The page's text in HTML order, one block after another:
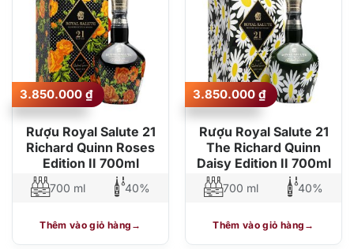
Rượu Royal Salute 21
Richard Quinn Roses
Edition II 700ml
3.850.000 ₫
700 ml 40%
Thêm vào giỏ hàng
Rượu Royal Salute 21
The Richard Quinn
Daisy Edition II 700ml
3.850.000 ₫
700 ml 40%
Thêm vào giỏ hàng